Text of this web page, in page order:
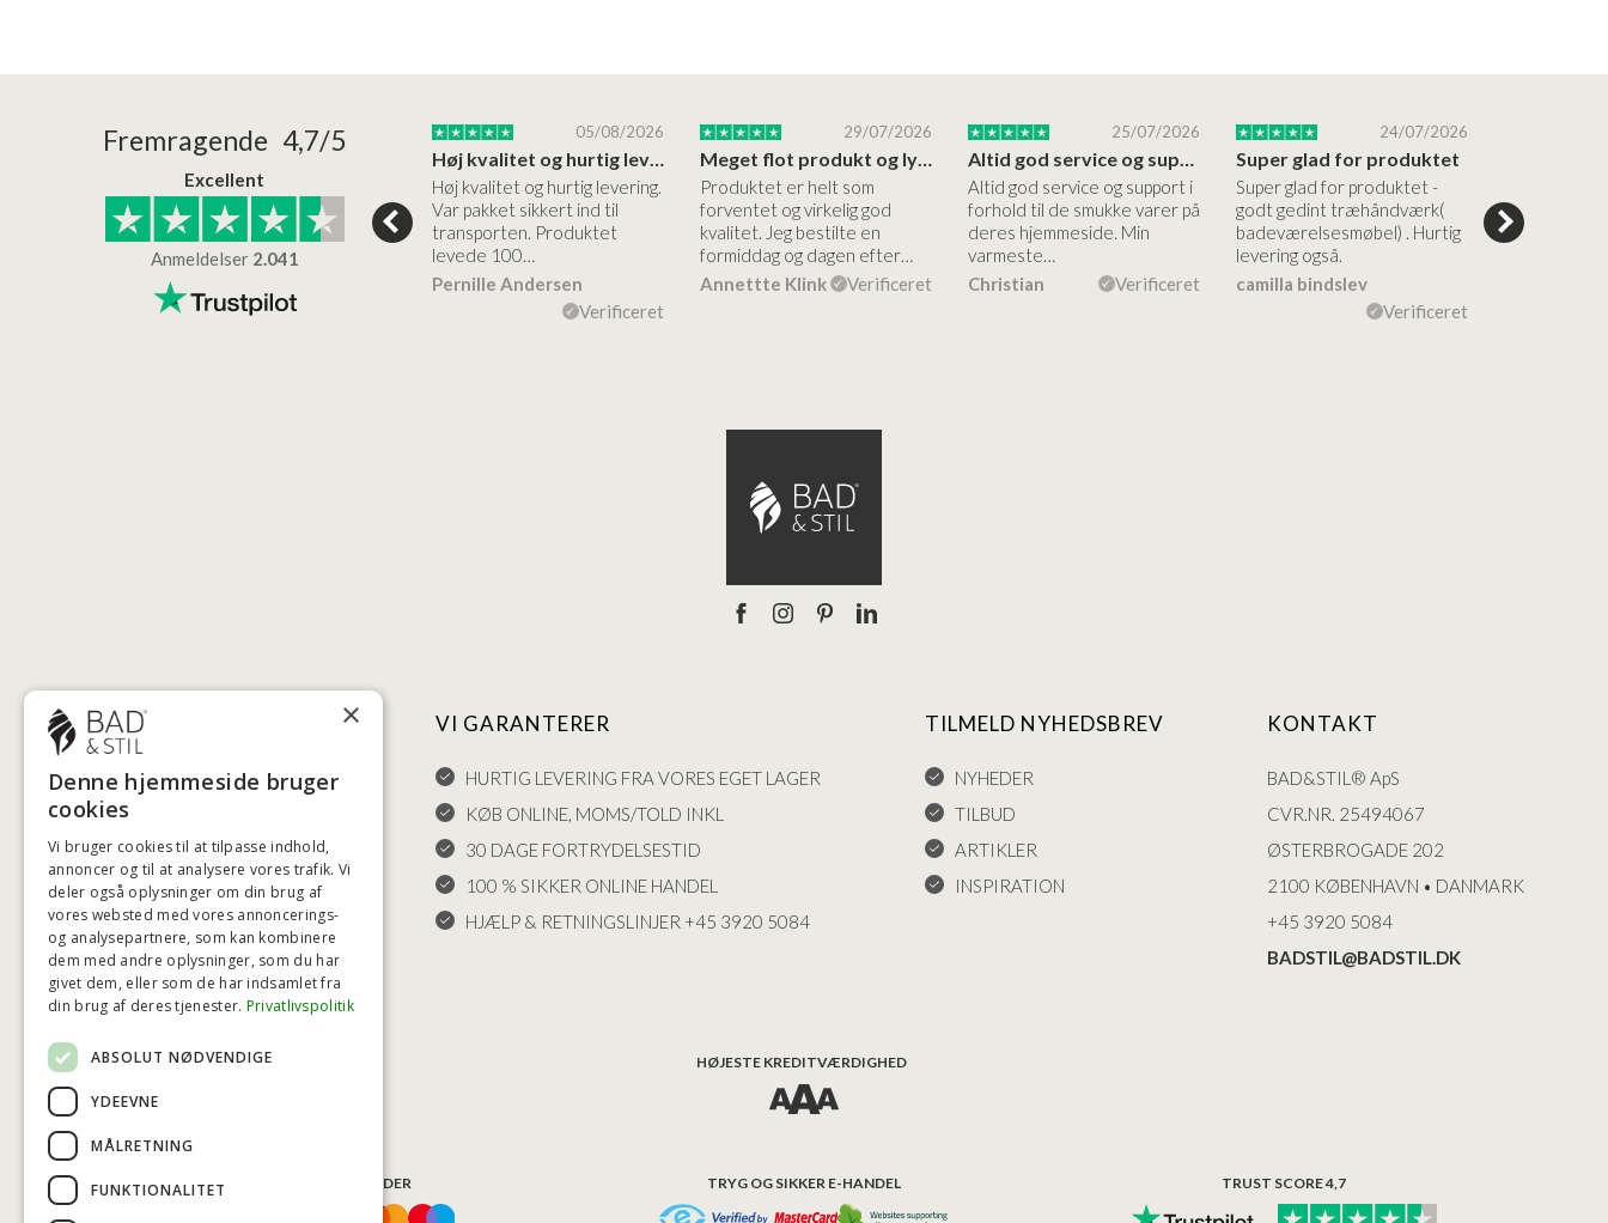
Fremragende 4,7/5
Excellent
Anmeldelser 2.041
24/01/2026 22/01/2026
Kanon god service
Kanon god service. Varerne
bliver leveret hurtigt, og det
er virkelig kvalitet.
Lise
05/08/2026
Høj kvalitet og hurtig levering
Høj kvalitet og hurtig levering.
Var pakket sikkert ind til
transporten. Produktet
levede 100…
Pernille Andersen
Verificeret
29/07/2026
Meget flot produkt og lynhurtigt levering
Produktet er helt som
forventet og virkelig god
kvalitet. Jeg bestilte en
formiddag og dagen efter…
Annettte Klink
Verificeret
25/07/2026
Altid god service og support i forhold…
Altid god service og support i
forhold til de smukke varer på
deres hjemmeside. Min
varmeste…
Christian
Verificeret
24/07/2026
Super glad for produktet
Super glad for produktet -
godt gedint træhåndværk(
badeværelsesmøbel) . Hurtig
levering også.
camilla bindslev
Verificeret
forståelig
nem
NYTTIGE LINKS
HANDELSBETINGELSER
LEVERING OG RETURET
FORTRYDELSESRET
KLAGER
FRAGT
INDSTILLINGER FOR COOKIES
VI GARANTERER
HURTIG LEVERING FRA VORES EGET LAGER
KØB ONLINE, MOMS/TOLD INKL
30 DAGE FORTRYDELSESTID
100 % SIKKER ONLINE HANDEL
HJÆLP & RETNINGSLINJER +45 3920 5084
TILMELD NYHEDSBREV
NYHEDER
TILBUD
ARTIKLER
INSPIRATION
KONTAKT
BAD&STIL® ApS
CVR.NR. 25494067
ØSTERBROGADE 202
2100 KØBENHAVN • DANMARK
+45 3920 5084
BADSTIL@BADSTIL.DK
HØJESTE KREDITVÆRDIGHED
BETALINGSMULIGHEDER TRYG OG SIKKER E-HANDEL TRUST SCORE 4,7
×
Denne hjemmeside bruger
cookies
Vi bruger cookies til at tilpasse indhold,
annoncer og til at analysere vores trafik. Vi
deler også oplysninger om din brug af
vores websted med vores annoncerings-
og analysepartnere, som kan kombinere
dem med andre oplysninger, som du har
givet dem, eller som de har indsamlet fra
din brug af deres tjenester. Privatlivspolitik
ABSOLUT NØDVENDIGE
YDEEVNE
MÅLRETNING
FUNKTIONALITET